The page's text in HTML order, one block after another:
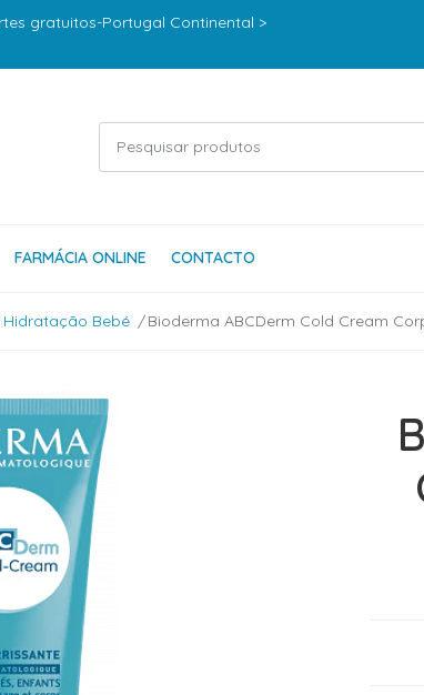
gratuitos-Portugal Continental >
FARMÁCIA ONLINE CONTACTO
Hidratação Bebé Bioderma ABCDerm Cold Cream